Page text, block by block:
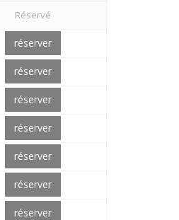
Réservé
réserver
réserver
réserver
réserver
réserver
réserver
réserver